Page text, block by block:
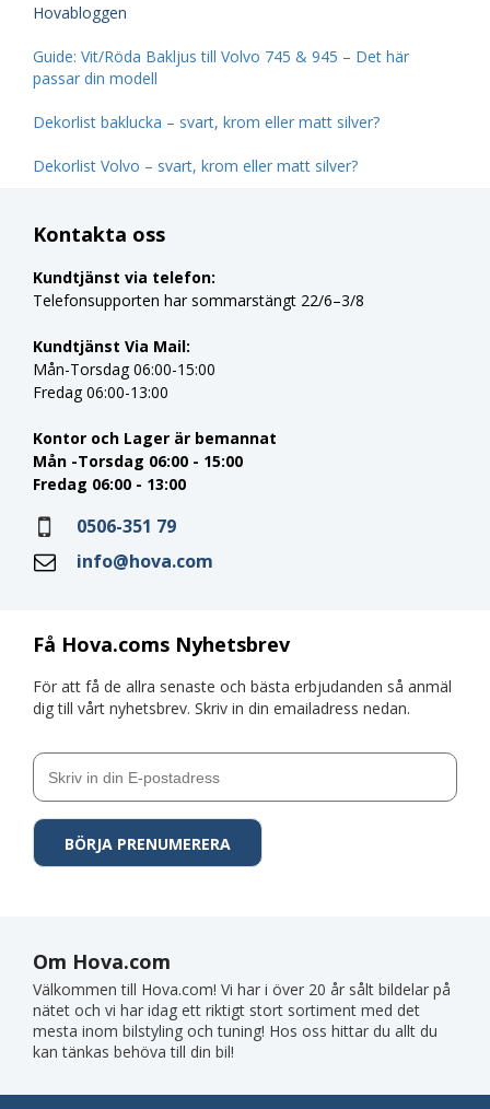
Hovabloggen
Guide: Vit/Röda Bakljus till Volvo 745 & 945 – Det här
passar din modell
Dekorlist baklucka – svart, krom eller matt silver?
Dekorlist Volvo – svart, krom eller matt silver?
Få Hova.coms Nyhetsbrev
För att få de allra senaste och bästa erbjudanden så anmäl
dig till vårt nyhetsbrev. Skriv in din emailadress nedan.
Kontakta oss
Kundtjänst via telefon:
Telefonsupporten har sommarstängt 22/6–3/8
Kundtjänst Via Mail:
Mån-Torsdag 06:00-15:00
Fredag 06:00-13:00
Kontor och Lager är bemannat
Mån -Torsdag 06:00 - 15:00
Fredag 06:00 - 13:00
0506-351 79
info@hova.com
Om Hova.com
Välkommen till Hova.com! Vi har i över 20 år sålt bildelar på
nätet och vi har idag ett riktigt stort sortiment med det
mesta inom bilstyling och tuning! Hos oss hittar du allt du
kan tänkas behöva till din bil!